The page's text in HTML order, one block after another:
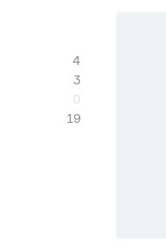
4
3
0
19